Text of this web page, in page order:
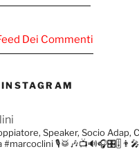
Dei Commenti
Speaker, Socio Adap,
#marcoclini